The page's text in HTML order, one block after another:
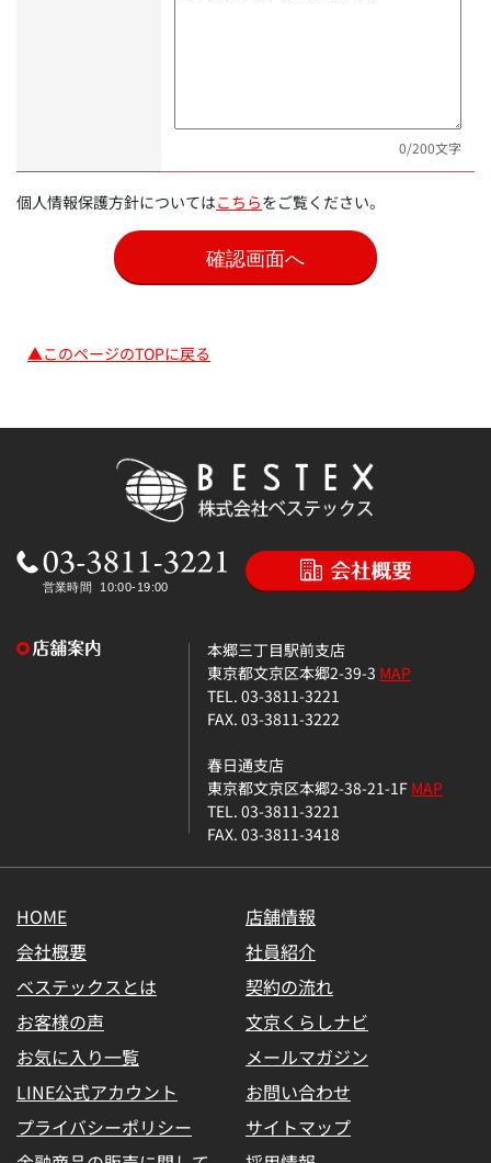
0/200文字
個人情報保護方針についてはこちらをご覧ください。
▲このページのTOPに戻る
本郷三丁目駅前支店
東京都文京区本郷2-39-3 MAP
TEL. 03-3811-3221
FAX. 03-3811-3222
春日通支店
東京都文京区本郷2-38-21-1FMAP
TEL. 03-3811-3221
FAX. 03-3811-3418
HOME
店舗情報
会社概要
社員紹介
ベステックスとは
契約の流れ
お客様の声
文京くらしナビ
お気に入り一覧
メールマガジン
LINE公式アカウント
お問い合わせ
プライバシーポリシー
サイトマップ